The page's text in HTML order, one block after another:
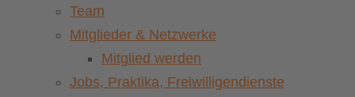
Team
Mitglieder & Netzwerke
Mitglied werden
Jobs, Praktika, Freiwilligendienste